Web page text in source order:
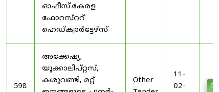
ഓഫീസ്.കേരള
ഫോറസ്ററ്
ഹെഡ്ക്വാർട്ടേഴ്‌സ്
598
അക്കേഷ്യ,
യൂക്കാലിപ്റ്റസ്,
കശുവണ്ടി, മറ്റ്
Other
11-
02-